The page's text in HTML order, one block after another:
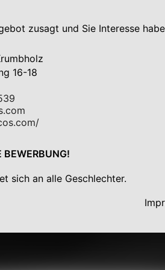
zusagt und Sie Interesse
16-18
BEWERBUNG!
sich an alle Geschlechter.